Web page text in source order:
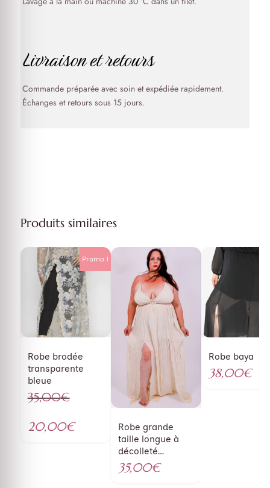
Livraison et retours
Commande préparée avec soin et expédiée rapidement.
Échanges et retours sous 15 jours.
Produits similaires
Robe brodée
transparente
bleue
35,00€
prix
20,00€
Promo !
Robe grande
taille longue à
décolleté
plongeant beige
35,00€
Robe baya
38,00€